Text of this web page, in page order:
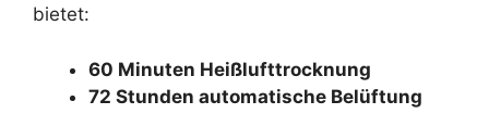
bietet:
60 Minuten Heißlufttrocknung
72 Stunden automatische Belüftung